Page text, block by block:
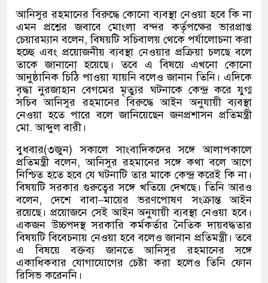
আনিসুর রহমানের বিরুদ্ধে কোনো ব্যবস্থা নেওয়া হবে কি না
এমন প্রশ্নের জবাবে মোংলা বন্দর কর্তৃপক্ষের ভারপ্রাপ্ত
চেয়ারম্যান বলেন,বিষয়টি সচিবালয় থেকে পর্যালোচনা করা
হচ্ছে এবং প্রয়োজনীয় ব্যবস্থা নেওয়ার প্রক্রিয়া চলছে বলে
তাকে জানানো হয়েছে। তবে এ বিষয়ে এখনো কোনো
আনুষ্ঠানিক চিঠি পাওয়া যায়নি বলেও জানান তিনি। এদিকে
বৃদ্ধা নুরজাহান বেগমের মৃত্যুর ঘটনাকে কেন্দ্র করে যুগ্ম
সচিব আনিসুর রহমানের বিরুদ্ধে আইন অনুযায়ী ব্যবস্থা
নেওয়া হতে পারে বলে জানিয়েছেন জনপ্রশাসন প্রতিমন্ত্রী
মো.আব্দুল বারী।
বুধবার(৩জুন)সকালে সাংবাদিকদের সঙ্গে আলাপকালে
প্রতিমন্ত্রী বলেন,আনিসুর রহমানের সঙ্গে কথা বলে আগে
নিশ্চিত হতে হবে যে ঘটনাটি তার মাকে কেন্দ্র করেই কি না।
বিষয়টি সরকার গুরুত্বের সঙ্গে খতিয়ে দেখছে। তিনি আরও
বলেন,দেশে বাবা–মায়ের ভরণপোষণ সংক্রান্ত আইন
রয়েছে। প্রয়োজনে সেই আইন অনুযায়ী ব্যবস্থা নেওয়া হবে।
একজন উচ্চপদস্থ সরকারি কর্মকর্তার নৈতিক দায়বদ্ধতার
বিষয়টি বিবেচনায় নেওয়া হবে বলেও জানান প্রতিমন্ত্রী। তবে
এ বিষয়ে বক্তব্য জানতে আনিসুর রহমানের সঙ্গে
একাধিকবার যোগাযোগের চেষ্টা করা হলেও তিনি ফোন
রিসিভ করেননি।